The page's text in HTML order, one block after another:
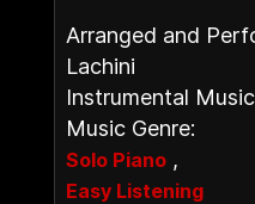
Arranged and
Lachini
Instrumental Music
Music Genre:
Solo Piano ,
Easy Listening